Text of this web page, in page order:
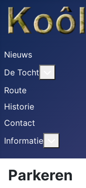
Nieuws
De Tocht
Route
Historie
Contact
Informatie
Parkeren